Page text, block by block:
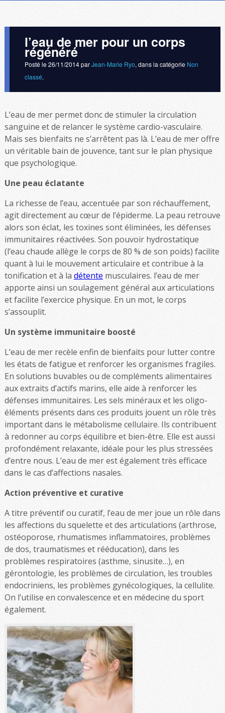
l’eau de mer pour un corps
régénéré
Posté le 26/11/2014parJean-Marie Ryo, dans la catégorie Non
classé.
L’eau de mer permet donc de stimuler la circulation
sanguine et de relancer le système cardio-vasculaire.
Mais ses bienfaits ne s’arrêtent pas là. L’eau de mer offre
un véritable bain de jouvence, tant sur le plan physique
que psychologique.
Une peau éclatante
La richesse de l’eau, accentuée par son réchauffement,
agit directement au cœur de l’épiderme. La peau retrouve
alors son éclat, les toxines sont éliminées, les défenses
immunitaires réactivées. Son pouvoir hydrostatique
(l’eau chaude allège le corps de 80 % de son poids) facilite
quant à lui le mouvement articulaire et contribue à la
tonification et à ladétentemusculaires. l’eau de mer
apporte ainsi un soulagement général aux articulations
et facilite l’exercice physique. En un mot, le corps
s’assouplit.
Un système immunitaire boosté
L’eau de mer recèle enfin de bienfaits pour lutter contre
les états de fatigue et renforcer les organismes fragiles.
En solutions buvables ou de compléments alimentaires
aux extraits d’actifs marins, elle aide à renforcer les
défenses immunitaires. Les sels minéraux et les oligo-
éléments présents dans ces produits jouent un rôle très
important dans le métabolisme cellulaire. Ils contribuent
à redonner au corps équilibre et bien-être. Elle est aussi
profondément relaxante, idéale pour les plus stressées
d’entre nous. L’eau de mer est également très efficace
dans le cas d’affections nasales.
Action préventive et curative
A titre préventif ou curatif, l’eau de mer joue un rôle dans
les affections du squelette et des articulations (arthrose,
ostéoporose, rhumatismes inflammatoires, problèmes
de dos, traumatismes et rééducation), dans les
problèmes respiratoires (asthme, sinusite…), en
gérontologie, les problèmes de circulation, les troubles
endocriniens, les problèmes gynécologiques, la cellulite.
On l’utilise en convalescence et en médecine du sport
également.